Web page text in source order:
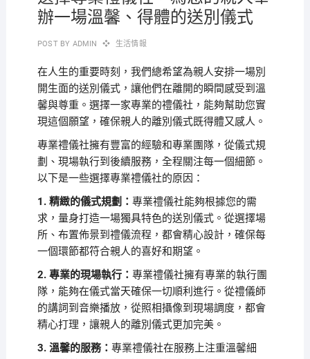
辦一場溫馨、得體的送別儀式
POST BY ADMIN 生活情報
在人生的重要時刻，我們總希望為親人安排一場別
開生面的送別儀式，讓他們在離開的瞬間感受到溫
馨與尊重。選擇一家專業的禮儀社，能夠幫助您實
現這個願望，確保親人的離別儀式既得體又感人。
專業禮儀社擁有豐富的經驗和專業團隊，從儀式規
劃、現場執行到後續服務，全程關注每一個細節。
以下是一些選擇專業禮儀社的原因：
1. 精緻的儀式規劃： 專業禮儀社能夠根據您的需
求，量身打造一場獨具特色的送別儀式。從選擇場
所、布置佈景到禮儀流程，都會精心設計，確保每
一個環節都符合親人的喜好和期望。
2. 專業的現場執行： 專業禮儀社擁有專業的執行團
隊，能夠在儀式當天確保一切順利進行。從禮儀師
的講詞到音樂播放，從照相攝像到現場調度，都會
精心打理，讓親人的離別儀式更加完美。
3. 溫馨的服務： 專業禮儀社在服務上注重溫馨細